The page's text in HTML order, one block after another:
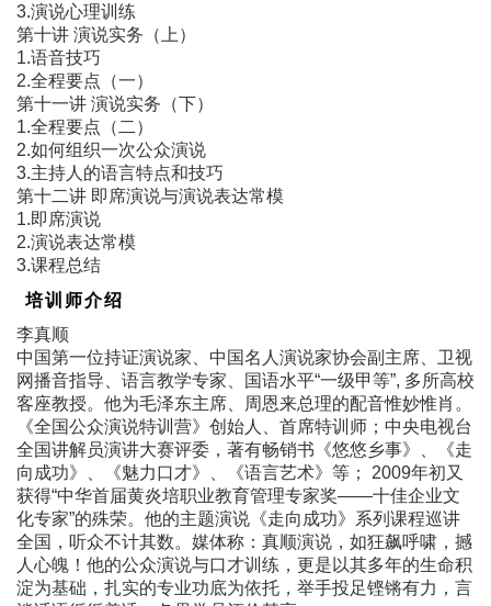
3.演说心理训练
第十讲 演说实务（上）
1.语音技巧
2.全程要点（一）
第十一讲 演说实务（下）
1.全程要点（二）
2.如何组织一次公众演说
3.主持人的语言特点和技巧
第十二讲 即席演说与演说表达常模
1.即席演说
2.演说表达常模
3.课程总结
培训师介绍
李真顺
中国第一位持证演说家、中国名人演说家协会副主席、卫视
网播音指导、语言教学专家、国语水平“一级甲等”, 多所高校
客座教授。他为毛泽东主席、周恩来总理的配音惟妙惟肖。
《全国公众演说特训营》创始人、首席特训师；中央电视台
全国讲解员演讲大赛评委，著有畅销书《悠悠乡事》、《走
向成功》、《魅力口才》、《语言艺术》等； 2009年初又
获得“中华首届黄炎培职业教育管理专家奖――十佳企业文
化专家”的殊荣。他的主题演说《走向成功》系列课程巡讲
全国，听众不计其数。媒体称：真顺演说，如狂飙呼啸，撼
人心魄！他的公众演说与口才训练，更是以其多年的生命积
淀为基础，扎实的专业功底为依托，举手投足铿锵有力，言